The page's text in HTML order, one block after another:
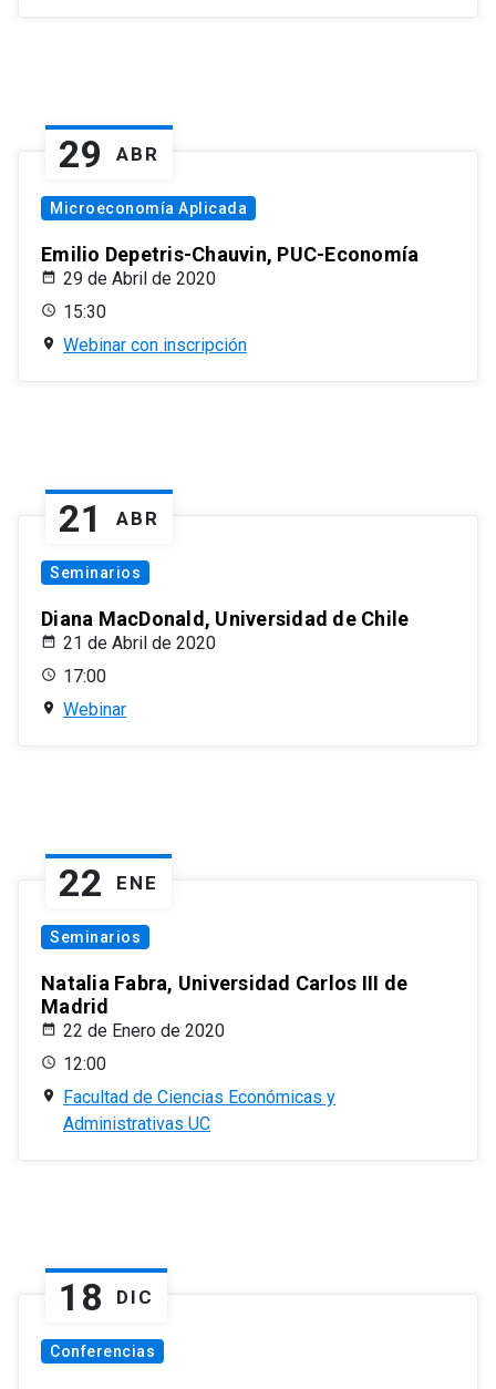
29 ABR
Microeconomía Aplicada
Emilio Depetris-Chauvin, PUC-Economía
29 de Abril de 2020
15:30
Webinar con inscripción
21 ABR
Seminarios
Diana MacDonald, Universidad de Chile
21 de Abril de 2020
17:00
Webinar
22 ENE
Seminarios
Natalia Fabra, Universidad Carlos III de
Madrid
22 de Enero de 2020
12:00
Facultad de Ciencias Económicas y
Administrativas UC
18 DIC
Conferencias